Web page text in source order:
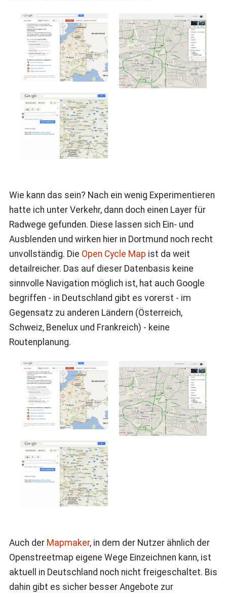
Wie kann das sein? Nach ein wenig Experimentieren
hatte ich unter Verkehr, dann doch einen Layer für
Radwege gefunden. Diese lassen sich Ein- und
Ausblenden und wirken hier in Dortmund noch recht
unvollständig. Die Open Cycle Map ist da weit
detailreicher. Das auf dieser Datenbasis keine
sinnvolle Navigation möglich ist, hat auch Google
begriffen - in Deutschland gibt es vorerst - im
Gegensatz zu anderen Ländern (Österreich,
Schweiz, Benelux und Frankreich) - keine
Routenplanung.
Auch der Mapmaker, in dem der Nutzer ähnlich der
Openstreetmap eigene Wege Einzeichnen kann, ist
aktuell in Deutschland noch nicht freigeschaltet. Bis
dahin gibt es sicher besser Angebote zur